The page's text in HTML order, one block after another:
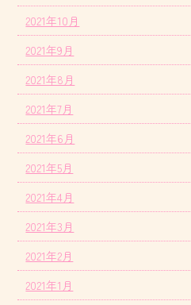
2021年10月
2021年9月
2021年8月
2021年7月
2021年6月
2021年5月
2021年4月
2021年3月
2021年2月
2021年1月